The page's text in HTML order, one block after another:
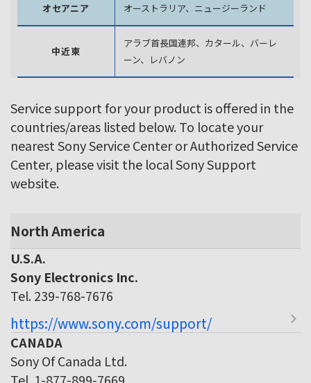
オセアニア オーストラリア、ニュージーランド
中近東
アラブ首長国連邦、カタール、バーレ
ーン、レバノン
Service support for your product is offered in the
countries/areas listed below. To locate your
nearest Sony Service Center or Authorized Service
Center, please visit the local Sony Support
website.
North America
U.S.A.
Sony Electronics Inc.
Tel. 239-768-7676
https://www.sony.com/support/
CANADA
Sony Of Canada Ltd.
Tel. 1-877-899-7669